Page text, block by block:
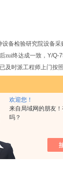
欢迎您！
来自局域网的朋友
吗？
设备检验研究院设备
zui终达成一致， Y/Q-
及时派工程师上门按
于1978年
月，是山
等特种设备法定检验
种设备司法鉴定单位